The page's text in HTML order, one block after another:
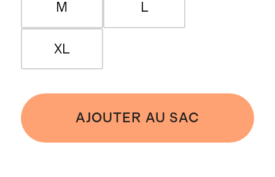
M L
XL
AJOUTER AU SAC